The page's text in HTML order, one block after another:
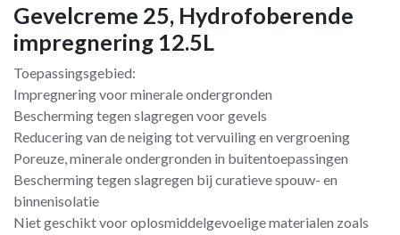
Gevelcreme 25, Hydrofoberende
impregnering 12.5L
Toepassingsgebied:
Impregnering voor minerale ondergronden
Bescherming tegen slagregen voor gevels
Reducering van de neiging tot vervuiling en vergroening
Poreuze, minerale ondergronden in buitentoepassingen
Bescherming tegen slagregen bij curatieve spouw- en
binnenisolatie
Niet geschikt voor oplosmiddelgevoelige materialen zoals